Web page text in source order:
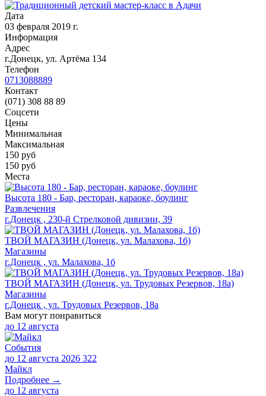
Дата
03 февраля 2019 г.
Информация
Адрес
г.Донецк, ул. Артёма 134
Телефон
0713088889
Контакт
(071) 308 88 89
Соцсети
Цены
Минимальная
Максимальная
150 руб
150 руб
Места
Высота 180 - Бар, ресторан, караоке, боулинг
Развлечения
г.Донецк , 230-й Стрелковой дивизии, 39
ТВОЙ МАГАЗИН (Донецк, ул. Малахова, 1б)
Магазины
г.Донецк , ул. Малахова, 1б
ТВОЙ МАГАЗИН (Донецк, ул. Трудовых Резервов, 18а)
Магазины
г.Донецк , ул. Трудовых Резервов, 18а
Вам могут понравиться
до 12 августа
События
до 12 августа 2026 322
Майкл
Подробнее →
до 12 августа